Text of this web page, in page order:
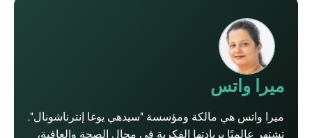
ميرا واتس
ميرا واتس هي مالكة ومؤسسة "سيدهي يوغا إنترناشونال".
تشتهر عالميًا بريادتها الفكرية في مجال الصحة والعافية،